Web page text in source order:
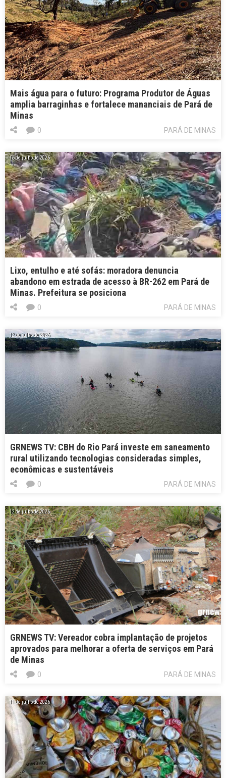
Mais água para o futuro: Programa Produtor de Águas
amplia barraginhas e fortalece mananciais de Pará de
Minas
PARÁ DE MINAS
0
16 de julho de 2026
Lixo, entulho e até sofás: moradora denuncia
abandono em estrada de acesso à BR-262 em Pará de
Minas. Prefeitura se posiciona
PARÁ DE MINAS
0
12 de julho de 2026
GRNEWS TV: CBH do Rio Pará investe em saneamento
rural utilizando tecnologias consideradas simples,
econômicas e sustentáveis
PARÁ DE MINAS
0
12 de julho de 2026
GRNEWS TV: Vereador cobra implantação de projetos
aprovados para melhorar a oferta de serviços em Pará
de Minas
PARÁ DE MINAS
0
11 de julho de 2026